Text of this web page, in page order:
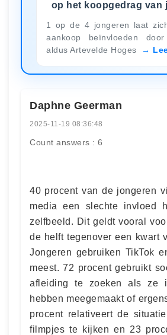
op het koopgedrag van
1 op de 4 jongeren laat
aankoop beïnvloeden door
aldus Artevelde Hoges
Daphne Geerman
2025-11-19 08:36:48
Count answers : 6
40 procent van de jongeren
media een slechte invloed
zelfbeeld. Dit geldt vooral
de helft tegenover een kwart
Jongeren gebruiken TikTok
meest. 72 procent gebruikt
afleiding te zoeken als ze
hebben meegemaakt of
procent relativeert de
filmpjes te kijken en 23